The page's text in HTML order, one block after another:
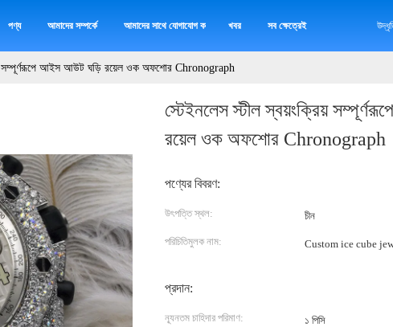
পণ্য আমাদের সম্পর্কে আমাদের সাথে যোগাযোগ করুন খবর সব ক্ষেত্রেই
সম্পূর্ণরূপে আইস আউট ঘড়ি রয়েল ওক অফশোর Chronograph
স্টেইনলেস স্টীল স্বয়ংক্রিয়
রয়েল ওক অফশোর Chronograph
পণ্যের বিবরণ:
উৎপত্তি স্থল: চীন
পরিচিতিমুলক নাম: Custom ice cube
প্রদান:
ন্যূনতম চাহিদার পরিমাণ: ১ পিসি